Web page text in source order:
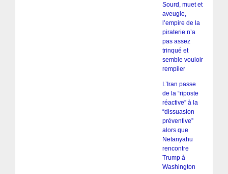
Sourd, muet et
aveugle,
l’empire de la
piraterie n’a
pas assez
trinqué et
semble vouloir
rempiler
L’Iran passe
de la “riposte
réactive” à la
“dissuasion
préventive”
alors que
Netanyahu
rencontre
Trump à
Washington